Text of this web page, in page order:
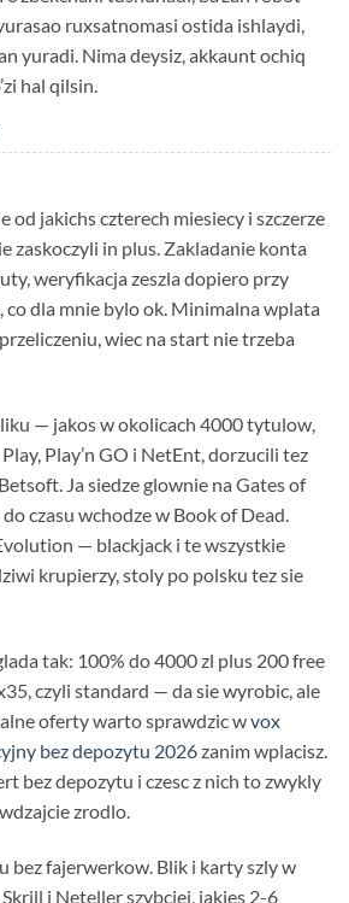
ruxsatnomasi ostida ishlaydi,
yuradi. Nima deysiz, akkaunt ochiq
hal qilsin.
od jakichs czterech miesiecy i szczerze
zaskoczyli in plus. Zakladanie konta
weryfikacja zeszla dopiero przy
co dla mnie bylo ok. Minimalna wplata
wiec na start nie trzeba
— jakos w okolicach 4000 tytulow,
Play’n GO i NetEnt, dorzucili tez
Ja siedze glownie na Gates of
czasu wchodze w Book of Dead.
— blackjack i te wszystkie
krupierzy, stoly po polsku tez sie
tak: 100% do 4000 zl plus 200 free
czyli standard — da sie wyrobic, ale
oferty warto sprawdzic wvox
bez depozytu 2026zanim wplacisz.
bez depozytu i czesc z nich to zwykly
zrodlo.
bez fajerwerkow. Blik i karty szly w
i Neteller szybciej, jakies 2-6